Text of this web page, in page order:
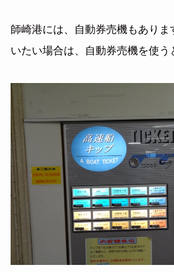
師崎港には、自動券売機もありま
いたい場合は、自動券売機を使う